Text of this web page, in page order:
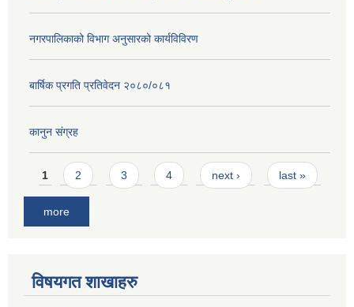
नगरपालिकाको विभाग अनुसारको कार्यविविरण
बार्षिक प्रगति प्रतिवेदन २०८०/०८१
कानुन संग्रह
Pages
1 2 3 4 next › last »
more
विषयगत शाखाहरु